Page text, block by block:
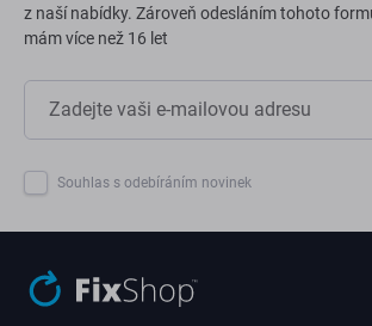
z naší nabídky. Zároveň odesláním tohoto
mám více než 16 let
Souhlas s odebíráním novinek